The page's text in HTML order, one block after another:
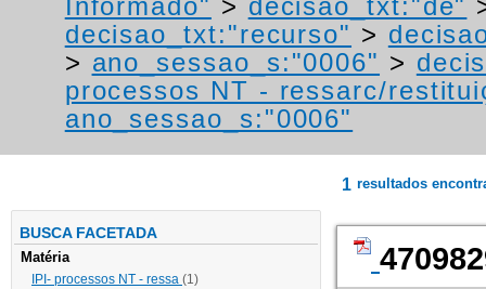
Informado" > decisao_txt:"de"
decisao_txt:"recurso" >
> ano_sessao_s:"0006" >
processos NT - ressarc/
ano_sessao_s:"0006"
BUSCA FACETADA
Matéria
IPI- processos NT - ressa (1)
1 resultados